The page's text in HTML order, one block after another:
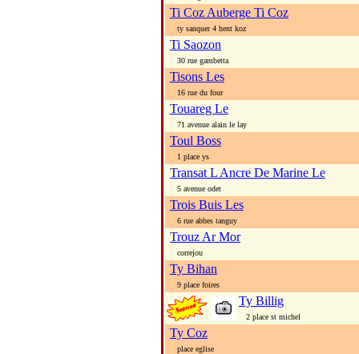
Ti Coz Auberge Ti Coz
ty sanquer 4 hent koz
Ti Saozon
30 rue gambetta
Tisons Les
16 rue du four
Touareg Le
71 avenue alain le lay
Toul Boss
1 place ys
Transat L Ancre De Marine Le
5 avenue odet
Trois Buis Les
6 rue abbes tanguy
Trouz Ar Mor
correjou
Ty Bihan
9 place foires
Ty Billig
2 place st michel
Ty Coz
place eglise